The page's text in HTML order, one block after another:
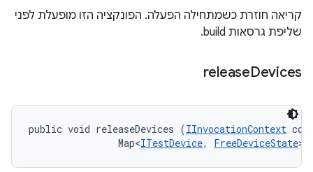
קריאה חוזרת כשמתחילה הפעלה. הפונקציה הזו מופעלת לפני
שליפת גרסאות build.
releaseDevices
public void releaseDevices (IInvocationContext
                Map<
ITestDevice, FreeDeviceState>